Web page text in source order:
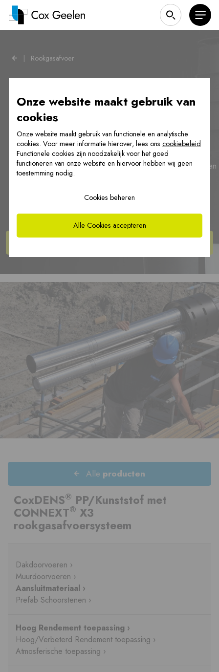
Rookgasafvoer
Onze oplossingen voor
rookgasafvoer
Cox Geelen ontwikkelt en produceert rookgasafvoersystemen
voor nieuwbouw en renovatieprojecten. Voor zowel
Alle producten
CoxDENS® PP/Kunststof met
CONNEXT® X3
rookgasafvoersysteem
Dakdoorvoeren ›
Muurdoorvoeren ›
Aansluitmateriaal ›
Prefab Schoorstenen ›
Hoog Rendement toepassing ›
Hoog/Verbeterd Rendement toepassing ›
Atmosferische toepassing ›
Onze website maakt gebruik van
cookies
Onze website maakt gebruik van functionele en analytische
cookies. Voor meer informatie hierover, lees ons cookiebeleid
Functionele cookies zijn noodzakelijk voor het goed
functioneren van onze website en hiervoor hebben wij geen
toestemming nodig.
Cookies beheren
Alle Cookies accepteren